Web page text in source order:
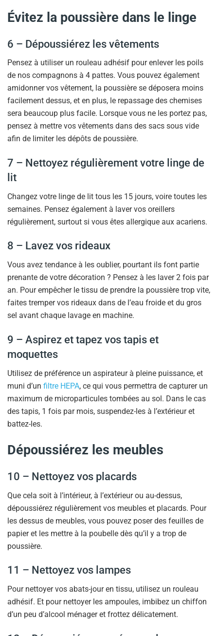
Évitez la poussière dans le linge
6 – Dépoussiérez les vêtements
Pensez à utiliser un rouleau adhésif pour enlever les poils
de nos compagnons à 4 pattes. Vous pouvez également
amidonner vos vêtement, la poussière se déposera moins
facilement dessus, et en plus, le repassage des chemises
sera beaucoup plus facile. Lorsque vous ne les portez pas,
pensez à mettre vos vêtements dans des sacs sous vide
afin de limiter les dépôts de poussière.
7 – Nettoyez régulièrement votre linge de
lit
Changez votre linge de lit tous les 15 jours, voire toutes les
semaines. Pensez également à laver vos oreillers
régulièrement, surtout si vous êtes allergique aux acariens.
8 – Lavez vos rideaux
Vous avez tendance à les oublier, pourtant ils font partie
prenante de votre décoration ? Pensez à les laver 2 fois par
an. Pour empêcher le tissu de prendre la poussière trop vite,
faites tremper vos rideaux dans de l’eau froide et du gros
sel avant chaque lavage en machine.
9 – Aspirez et tapez vos tapis et
moquettes
Utilisez de préférence un aspirateur à pleine puissance, et
muni d’un filtre HEPA, ce qui vous permettra de capturer un
maximum de microparticules tombées au sol. Dans le cas
des tapis, 1 fois par mois, suspendez-les à l’extérieur et
battez-les.
Dépoussiérez les meubles
10 – Nettoyez vos placards
Que cela soit à l’intérieur, à l’extérieur ou au-dessus,
dépoussiérez régulièrement vos meubles et placards. Pour
les dessus de meubles, vous pouvez poser des feuilles de
papier et les mettre à la poubelle dès qu’il y a trop de
poussière.
11 – Nettoyez vos lampes
Pour nettoyer vos abats-jour en tissu, utilisez un rouleau
adhésif. Et pour nettoyer les ampoules, imbibez un chiffon
d’un peu d’alcool ménager et frottez délicatement.